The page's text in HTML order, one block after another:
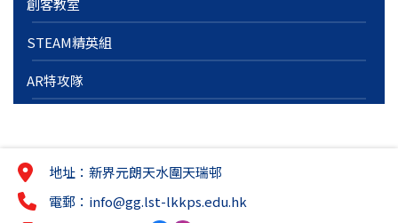
STEAM精英組
AR特攻隊
地址：新界元朗天水圍天瑞邨
電郵： info@gg.lst-lkkps.edu.hk